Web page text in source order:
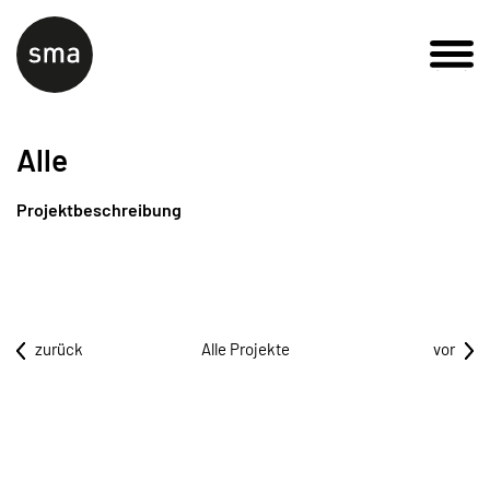
Alle
Projektbeschreibung
zurück Alle Projekte vor